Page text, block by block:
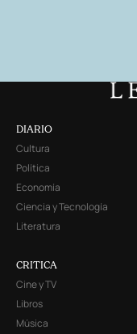
DIARIO
Cultura
Política
Economía
Ciencia y Tecnología
Literatura
CRITICA
Cine y TV
Libros
Música